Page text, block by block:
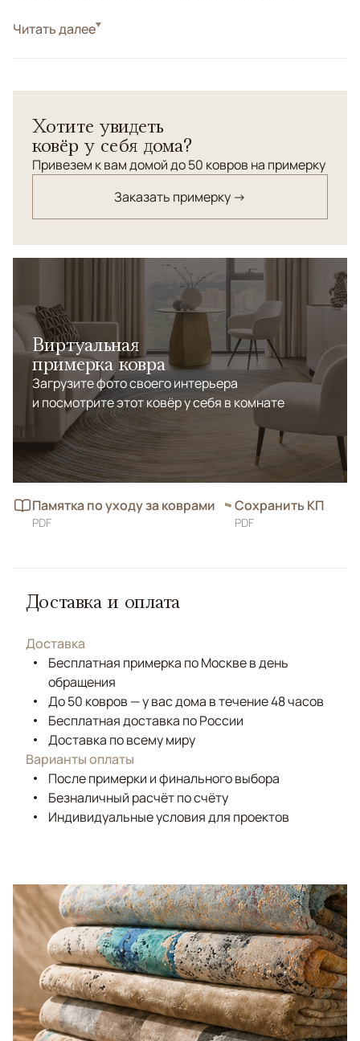
СтильСовременные
Читать далее
Хотите увидеть
ковёр у себя дома?
Привезем к вам домой до 50 ковров на примерку
Заказать примерку →
Виртуальная
примерка ковра
Загрузите фото своего интерьера
и посмотрите этот ковёр у себя в комнате
Памятка по уходу за коврами
PDF
Сохранить КП
PDF
Доставка и оплата
Доставка
Бесплатная примерка по Москве в день
обращения
До 50 ковров — у вас дома в течение 48 часов
Бесплатная доставка по России
Доставка по всему миру
Варианты оплаты
После примерки и финального выбора
Безналичный расчёт по счёту
Индивидуальные условия для проектов